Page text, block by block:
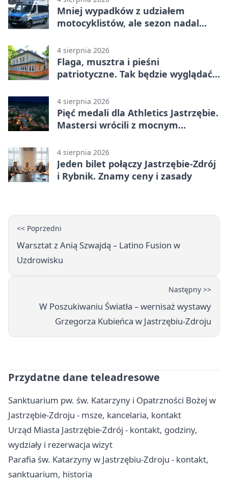
Mniej wypadków z udziałem
motocyklistów, ale sezon nadal
4 sierpnia 2026
Flaga, musztra i pieśni
patriotyczne. Tak będzie wyglądać
4 sierpnia 2026
Pięć medali dla Athletics Jastrzębie.
Mastersi wrócili z mocnym
4 sierpnia 2026
Jeden bilet połączy Jastrzębie-Zdrój
i Rybnik. Znamy ceny i zasady
<< Poprzedni
Warsztat z Anią Szwajdą – Latino Fusion w
Uzdrowisku
Następny >>
W Poszukiwaniu Światła – wernisaż wystawy
Grzegorza Kubieńca w Jastrzębiu-Zdroju
Przydatne dane teleadresowe
Sanktuarium pw. św. Katarzyny i Opatrzności Bożej w
Jastrzębie-Zdroju - msze, kancelaria, kontakt
Urząd Miasta Jastrzębie-Zdrój - kontakt, godziny,
wydziały i rezerwacja wizyt
Parafia św. Katarzyny w Jastrzębiu-Zdroju - kontakt,
sanktuarium, historia